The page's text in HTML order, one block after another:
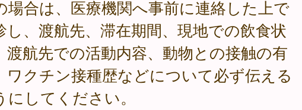
場合は、医療機関へ事前に連絡した上で
し、渡航先、滞在期間、現地での飲食状
渡航先での活動内容、動物との接触の有
ワクチン接種歴などについて必ず伝える
にしてください。